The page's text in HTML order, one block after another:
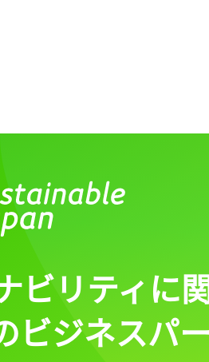
ビリティに
ビジネスパ